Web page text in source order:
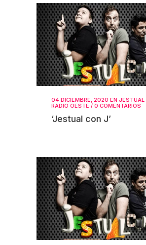
04 DICIEMBRE, 2020 EN JESTUAL
RADIO OESTE / 0 COMENTARIOS
‘Jestual con J’